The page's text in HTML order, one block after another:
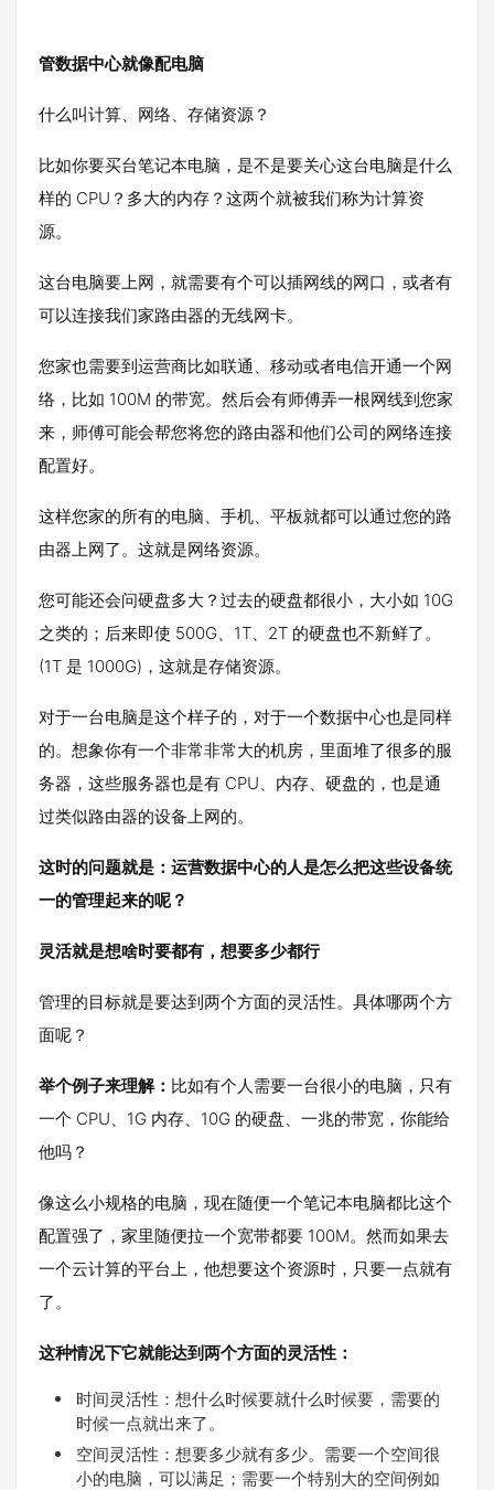
管数据中心就像配电脑
什么叫计算、网络、存储资源？
比如你要买台笔记本电脑，是不是要关心这台电脑是什么
样的 CPU？多大的内存？这两个就被我们称为计算资
源。
这台电脑要上网，就需要有个可以插网线的网口，或者有
可以连接我们家路由器的无线网卡。
您家也需要到运营商比如联通、移动或者电信开通一个网
络，比如 100M 的带宽。然后会有师傅弄一根网线到您家
来，师傅可能会帮您将您的路由器和他们公司的网络连接
配置好。
这样您家的所有的电脑、手机、平板就都可以通过您的路
由器上网了。这就是网络资源。
您可能还会问硬盘多大？过去的硬盘都很小，大小如 10G
之类的；后来即使 500G、1T、2T 的硬盘也不新鲜了。
(1T 是 1000G)，这就是存储资源。
对于一台电脑是这个样子的，对于一个数据中心也是同样
的。想象你有一个非常非常大的机房，里面堆了很多的服
务器，这些服务器也是有 CPU、内存、硬盘的，也是通
过类似路由器的设备上网的。
这时的问题就是：运营数据中心的人是怎么把这些设备统
一的管理起来的呢？
灵活就是想啥时要都有，想要多少都行
管理的目标就是要达到两个方面的灵活性。具体哪两个方
面呢？
举个例子来理解： 比如有个人需要一台很小的电脑，只有
一个 CPU、1G 内存、10G 的硬盘、一兆的带宽，你能给
他吗？
像这么小规格的电脑，现在随便一个笔记本电脑都比这个
配置强了，家里随便拉一个宽带都要 100M。然而如果去
一个云计算的平台上，他想要这个资源时，只要一点就有
了。
这种情况下它就能达到两个方面的灵活性：
时间灵活性：想什么时候要就什么时候要，需要的
时候一点就出来了。
空间灵活性：想要多少就有多少。需要一个空间很
小的电脑，可以满足；需要一个特别大的空间例如